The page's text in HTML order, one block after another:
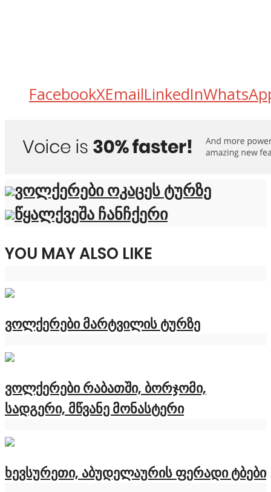
FacebookXEmailLinkedIn
ვოლქერები ოკაცეს ტურზე
წყალქვეშა ჩანჩქერი
YOU MAY ALSO LIKE
ვოლქერები მარტვილის ტურზე
ვოლქერები რაბათში, ბორჯომი,
სადგერი, მწვანე მონასტერი
ხევსურეთი, აბუდელაურის ფერადი ტბები